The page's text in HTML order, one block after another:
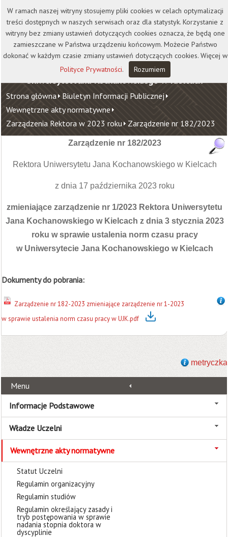
Kontakt Biblioteka
Wydawnictwo
Wirtualna Uczelnia
Uniwersytet Jana Kochanowskiego w Kielcach
Strona główna Biuletyn Informacji Publicznej
Wewnętrzne akty normatywne
Zarządzenia Rektora w 2023 roku Zarządzenie nr 182/2023
Zarządzenie nr 182/2023
Rektora Uniwersytetu Jana Kochanowskiego w Kielcach
z dnia 17 października 2023 roku
zmieniające zarządzenie nr 1/2023 Rektora Uniwersytetu
Jana Kochanowskiego w Kielcach z dnia 3 stycznia 2023
roku w sprawie ustalenia norm czasu pracy
w Uniwersytecie Jana Kochanowskiego w Kielcach
Dokumenty do pobrania:
Zarządzenie nr 182-2023 zmieniające zarządzenie nr 1-2023
w sprawie ustalenia norm czasu pracy w UJK.pdf
metryczka
Menu
Informacje Podstawowe
Władze Uczelni
Wewnętrzne akty normatywne
Statut Uczelni
Regulamin organizacyjny
Regulamin studiów
Regulamin określający zasady i
tryb postępowania w sprawie
nadania stopnia doktora w
dyscyplinie
W ramach naszej witryny stosujemy pliki cookies w celach optymalizacji
treści dostępnych w naszych serwisach oraz dla statystyk. Korzystanie z
witryny bez zmiany ustawień dotyczących cookies oznacza, że będą one
zamieszczane w Państwa urządzeniu końcowym. Możecie Państwo
dokonać w każdym czasie zmiany ustawień dotyczących cookies. Więcej w
Polityce Prywatności. Rozumiem